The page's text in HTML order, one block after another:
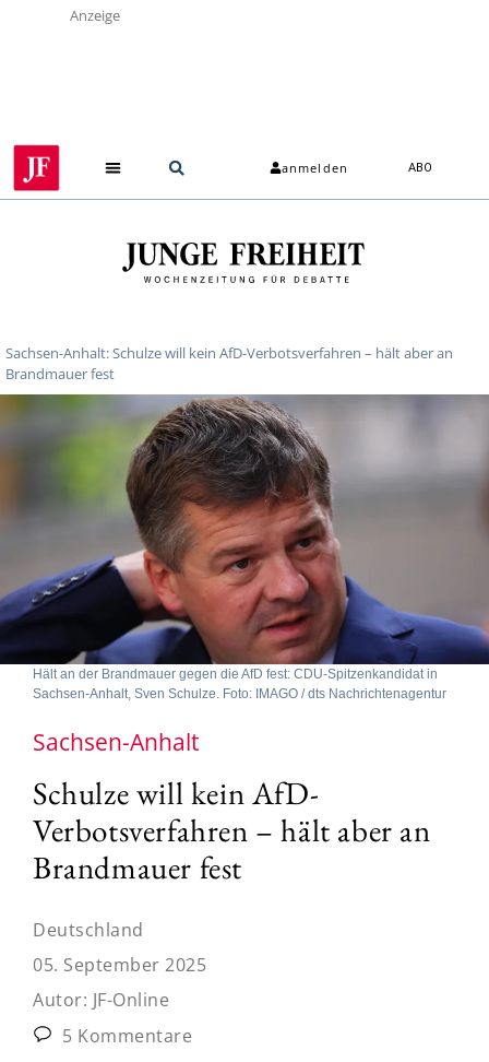
Anzeige
anmelden ABO
Sachsen-Anhalt: Schulze will kein AfD-Verbotsverfahren – hält aber an
Brandmauer fest
Hält an der Brandmauer gegen die AfD fest: CDU-Spitzenkandidat in
Sachsen-Anhalt, Sven Schulze. Foto: IMAGO / dts Nachrichtenagentur
Sachsen-Anhalt
Schulze will kein AfD-
Verbotsverfahren – hält aber an
Brandmauer fest
Deutschland
05. September 2025
Autor: JF-Online
5 Kommentare